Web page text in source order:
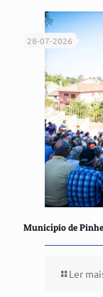
28-07-2026
Município de
Ler